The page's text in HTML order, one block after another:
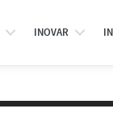
INOVAR